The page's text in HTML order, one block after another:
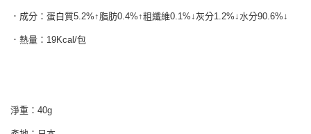
．成分：蛋白質5.2%↑脂肪0.4%↑粗纖維0.1%↓灰分1.2%↓水分90.6%↓
．熱量：19Kcal/包
淨重：40g